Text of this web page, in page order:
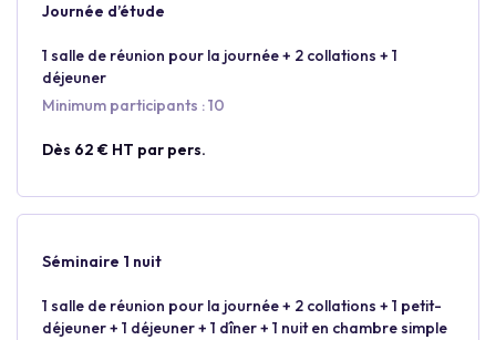
Journée d’étude
1 salle de réunion pour la journée + 2 collations + 1
déjeuner
Minimum participants : 10
Dès 62 € HT par pers.
Séminaire 1 nuit
1 salle de réunion pour la journée + 2 collations + 1 petit-
déjeuner + 1 déjeuner + 1 dîner + 1 nuit en chambre simple